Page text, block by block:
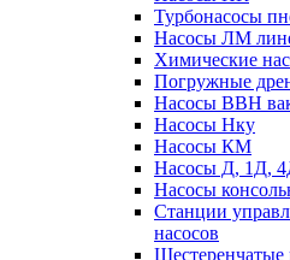
Турбонасосы
Насосы ЛМ
Химические
Погружные
Насосы ВВН
Насосы Нку
Насосы КМ
Насосы Д, 1Д,
Насосы
Станции
насосов
Шестеренчатые